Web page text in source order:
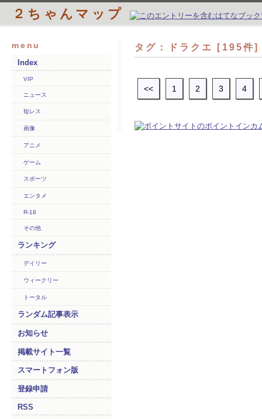
２ちゃんマップ
menu
Index
VIP
ニュース
短レス
画像
アニメ
ゲーム
スポーツ
エンタメ
R-18
その他
ランキング
デイリー
ウィークリー
トータル
ランダム記事表示
お知らせ
掲載サイト一覧
スマートフォン版
登録申請
RSS
タグ：ドラクエ [195件]
<< 1 2 3 4